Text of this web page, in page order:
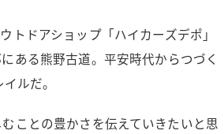
ドアショップ「ハイカーズデポ」
ある熊野古道。平安時代からつづく
ルだ。
ことの豊かさを伝えていきたいと思